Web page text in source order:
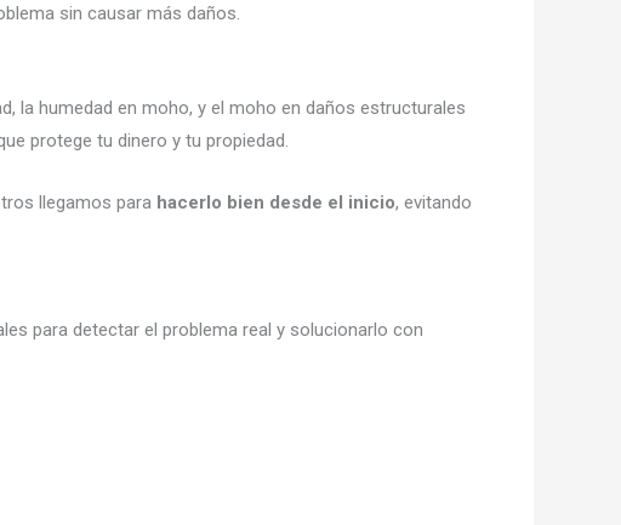
sin causar más daños.
la humedad en moho, y el moho en daños estructurales
protege tu dinero y tu propiedad.
llegamos para hacerlo bien desde el inicio, evitando
para detectar el problema real y solucionarlo con